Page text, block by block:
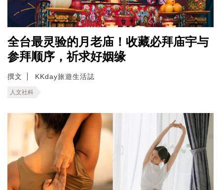
全台最灵验的月老庙！收藏必拜庙宇与
参拜顺序，祈求好姻缘
撰文 KKday旅遊生活誌
人文社科